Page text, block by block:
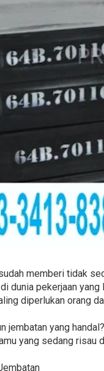
memberi tidak
dunia pekerjaan
diperlukan orang
jembatan yang
yang sedang risau